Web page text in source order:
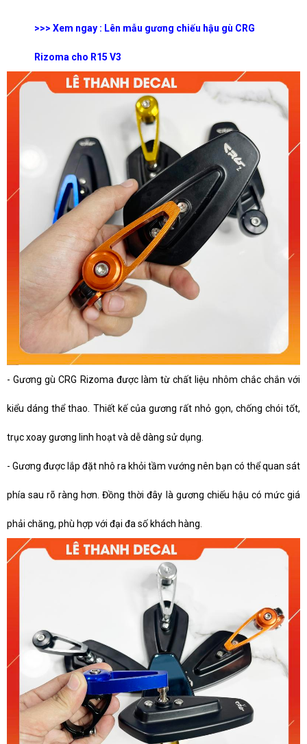
>>> Xem ngay : Lên mẫu gương chiếu hậu gù CRG
Rizoma cho R15 V3
- Gương gù CRG Rizoma được làm từ chất liệu nhôm chắc chắn với
kiểu dáng thể thao. Thiết kế của gương rất nhỏ gọn, chống chói tốt,
trục xoay gương linh hoạt và dễ dàng sử dụng.
- Gương được lắp đặt nhô ra khỏi tầm vướng nên bạn có thể quan sát
phía sau rõ ràng hơn. Đồng thời đây là gương chiếu hậu có mức giá
phải chăng, phù hợp với đại đa số khách hàng.